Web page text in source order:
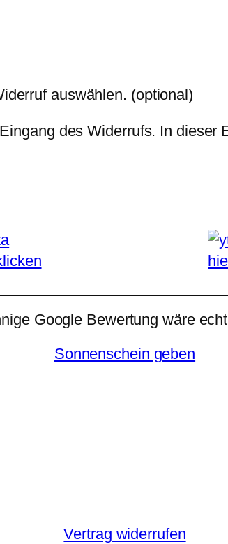
auswählen. (optional)
des Widerrufs. In dieser
Google Bewertung wäre
Sonnenschein geben
Vertrag widerrufen